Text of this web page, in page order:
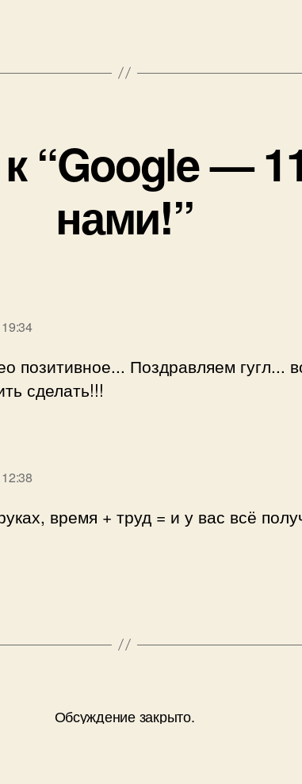
“Google —
нами!”
позитивное... Поздравляем гугл...
сделать!!!
время + труд = и у вас всё
Обсуждение закрыто.